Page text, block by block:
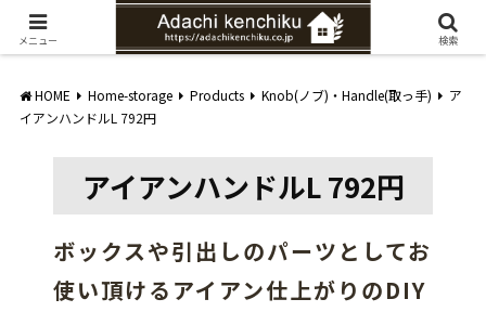
愛知県みよし市の工務店。自然素材を使ったナチュラルな家づくりをご提案
HOME Home-storage Products Knob(ノブ)・Handle(取っ手)
ア
イアンハンドルL 792円
アイアンハンドルL 792円
ボックスや引出しのパーツとしてお
使い頂けるアイアン仕上がりのDIY
メニュー 検索